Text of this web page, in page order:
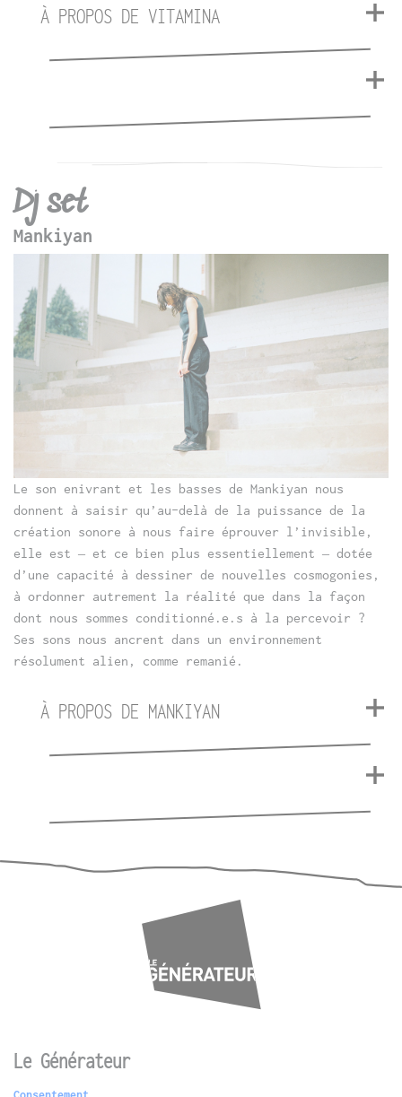
À PROPOS DE VITAMINA
Dj set
Mankiyan
Le son enivrant et les basses de Mankiyan nous
donnent à saisir qu’au-delà de la puissance de la
création sonore à nous faire éprouver l’invisible,
elle est – et ce bien plus essentiellement – dotée
d’une capacité à dessiner de nouvelles cosmogonies,
à ordonner autrement la réalité que dans la façon
dont nous sommes conditionné.e.s à la percevoir ?
Ses sons nous ancrent dans un environnement
résolument alien, comme remanié.
À PROPOS DE MANKIYAN
Le Générateur